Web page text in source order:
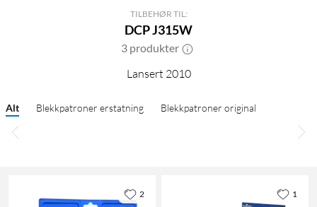
TILBEHØR TIL:
DCP J315W
3 produkter
Lansert 2010
Alt Blekkpatroner erstatning Blekkpatroner original
2 1